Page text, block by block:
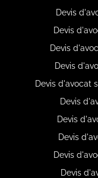
Devis
Devis
Devis
Devis
Devis d'avocat
Devis
Devis
Devis
Devis
Devis